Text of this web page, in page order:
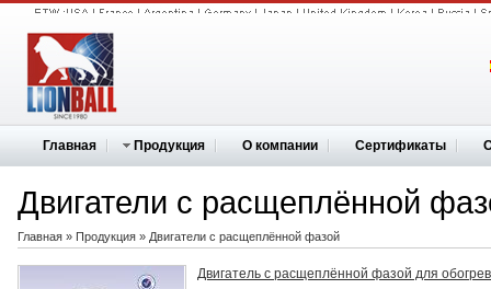
Главная Продукция О компании Сертификаты
Двигатели с расщеплённой
Главная » Продукция » Двигатели с расщеплённой фазой
Двигатель с расщеплённой фазой для